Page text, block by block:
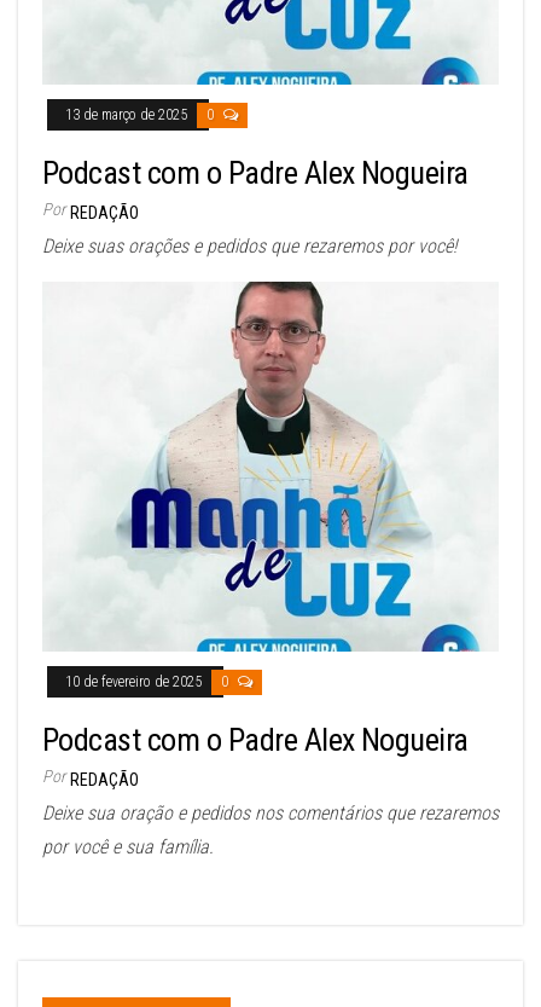
13 de março de 2025 0
Podcast com o Padre Alex Nogueira
Por REDAÇÃO
Deixe suas orações e pedidos que rezaremos por você!
10 de fevereiro de 2025 0
Podcast com o Padre Alex Nogueira
Por REDAÇÃO
Deixe sua oração e pedidos nos comentários que rezaremos
por você e sua família.